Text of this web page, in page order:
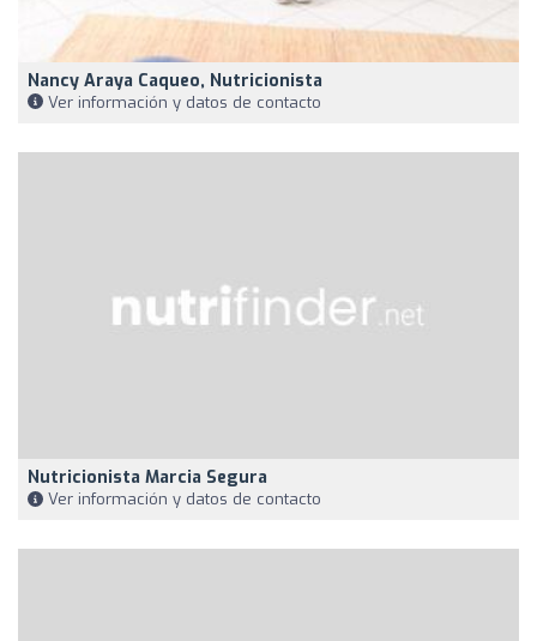
Nancy Araya Caqueo, Nutricionista
Ver información y datos de contacto
Nutricionista Marcia Segura
Ver información y datos de contacto